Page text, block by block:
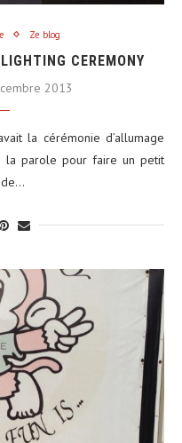
Ze blog
CEREMONY
2013
la cérémonie d’allumage
la parole pour faire un petit
de…